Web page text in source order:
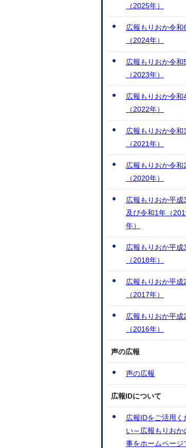
（2025年）
広報もりおか令和
（2024年）
広報もりおか令和
（2023年）
広報もりおか令和
（2022年）
広報もりおか令和
（2021年）
広報もりおか令和
（2020年）
広報もりおか平成
及び令和1年（
年）
広報もりおか平成
（2018年）
広報もりおか平成
（2017年）
広報もりおか平成
（2016年）
声の広報
声の広報
広報IDについて
広報IDをご活用く
い～広報もりおか
事をホームページ